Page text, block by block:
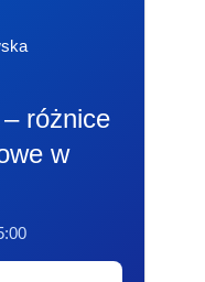
– różnice
w